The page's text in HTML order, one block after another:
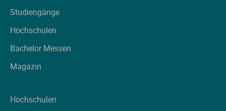
Studiengänge
Hochschulen
Bachelor Messen
Magazin
Hochschulen